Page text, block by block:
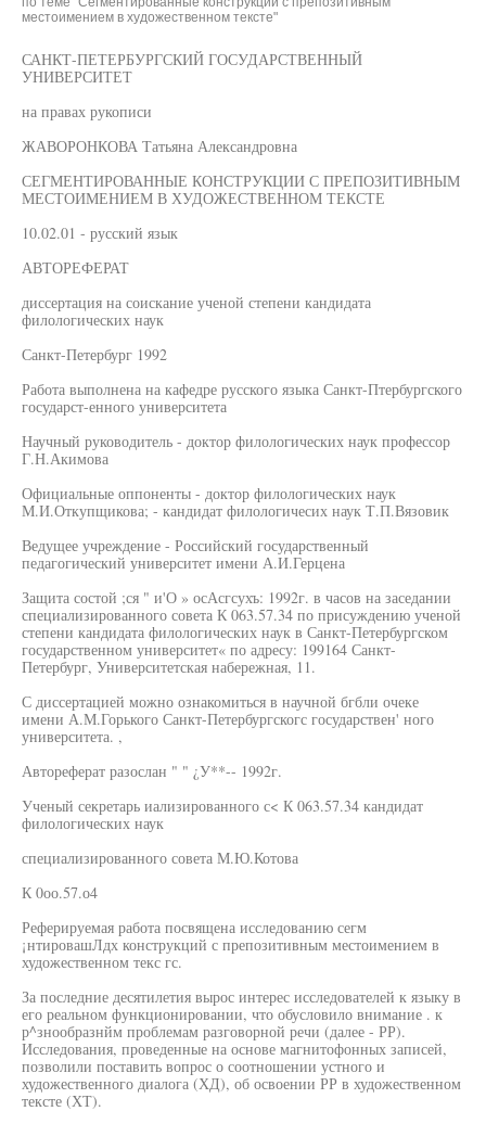
местоимением в художественном тексте"
САНКТ-ПЕТЕРБУРГСКИЙ ГОСУДАРСТВЕННЫЙ
УНИВЕРСИТЕТ
на правах рукописи
ЖАВОРОНКОВА Татьяна Александровна
СЕГМЕНТИРОВАННЫЕ КОНСТРУКЦИИ С ПРЕПОЗИТИВНЫМ
МЕСТОИМЕНИЕМ В ХУДОЖЕСТВЕННОМ ТЕКСТЕ
10.02.01 - русский язык
АВТОРЕФЕРАТ
диссертация на соискание ученой степени кандидата
филологических наук
Санкт-Петербург 1992
Работа выполнена на кафедре русского языка Санкт-Птербургского
государст-енного университета
Научный руководитель - доктор филологических наук профессор
Г.Н.Акимова
Официальные оппоненты - доктор филологических наук
М.И.Откупщикова; - кандидат филологичесих наук Т.П.Вязовик
Ведущее учреждение - Российский государственный
педагогический университет имени А.И.Герцена
Защита состой ;ся " и'О » осАсгсухъ: 1992г. в часов на заседании
специализированного совета К 063.57.34 по присуждению ученой
степени кандидата филологических наук в Санкт-Петербургском
государственном университет« по адресу: 199164 Санкт-
Петербург, Университетская набережная, 11.
С диссертацией можно ознакомиться в научной бгбли очеке
имени А.М.Горького Санкт-Петербургскогс государствен' ного
университета. ,
Автореферат разослан " " ¿У**-- 1992г.
Ученый секретарь иализированного с< К 063.57.34 кандидат
филологических наук
специализированного совета М.Ю.Котова
К 0оо.57.о4
Реферируемая работа посвящена исследованию сегм
¡нтировашЛдх конструкций с препозитивным местоимением в
художественном текс гс.
За последние десятилетия вырос интерес исследователей к языку в
его реальном функционировании, что обусловило внимание . к
р^знообразнйм проблемам разговорной речи (далее - РР).
Исследования, проведенные на основе магнитофонных записей,
позволили поставить вопрос о соотношении устного и
художественного диалога (ХД), об освоении РР в художественном
тексте (ХТ).